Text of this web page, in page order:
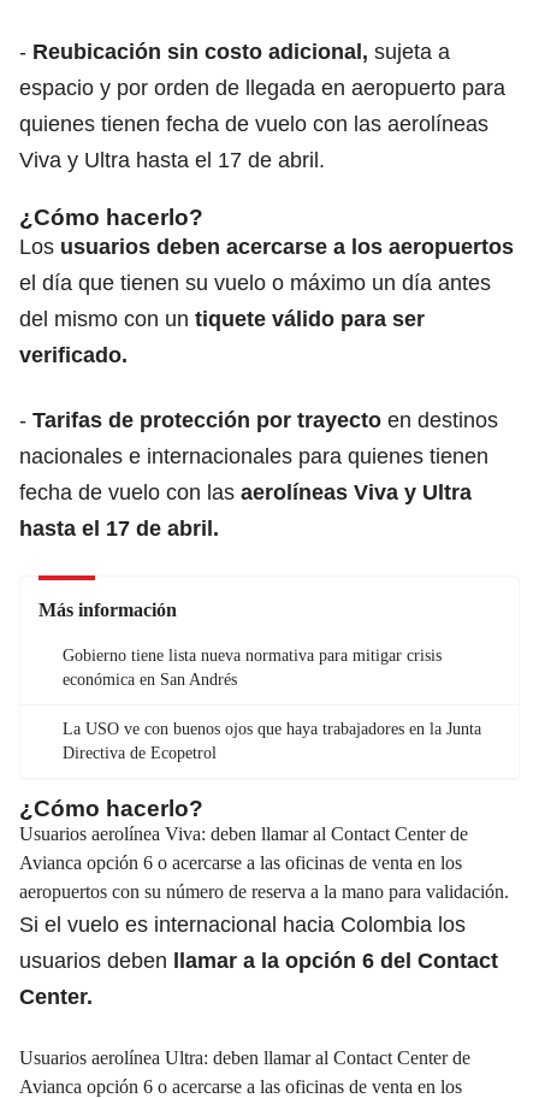
- Reubicación sin costo adicional, sujeta a
espacio y por orden de llegada en aeropuerto para
quienes tienen fecha de vuelo con las aerolíneas
Viva y Ultra hasta el 17 de abril.
¿Cómo hacerlo?
Los usuarios deben acercarse a los aeropuertos
el día que tienen su vuelo o máximo un día antes
del mismo con un tiquete válido para ser
verificado.
- Tarifas de protección por trayecto en destinos
nacionales e internacionales para quienes tienen
fecha de vuelo con las aerolíneas Viva y Ultra
hasta el 17 de abril.
Más información
Gobierno tiene lista nueva normativa para mitigar crisis
económica en San Andrés
La USO ve con buenos ojos que haya trabajadores en la Junta
Directiva de Ecopetrol
¿Cómo hacerlo?
Usuarios aerolínea Viva: deben llamar al Contact Center de
Avianca opción 6 o acercarse a las oficinas de venta en los
aeropuertos con su número de reserva a la mano para validación.
Si el vuelo es internacional hacia Colombia los
usuarios deben llamar a la opción 6 del Contact
Center.
Usuarios aerolínea Ultra: deben llamar al Contact Center de
Avianca opción 6 o acercarse a las oficinas de venta en los